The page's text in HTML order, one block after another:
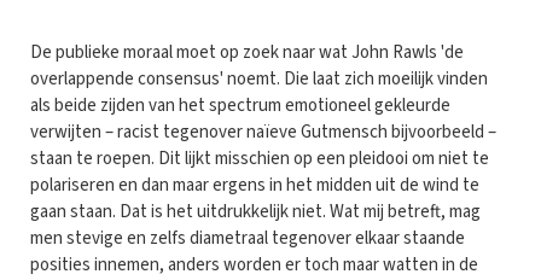
De publieke moraal moet op zoek naar wat John Rawls 'de
overlappende consensus' noemt. Die laat zich moeilijk vinden
als beide zijden van het spectrum emotioneel gekleurde
verwijten – racist tegenover naïeve Gutmensch bijvoorbeeld –
staan te roepen. Dit lijkt misschien op een pleidooi om niet te
polariseren en dan maar ergens in het midden uit de wind te
gaan staan. Dat is het uitdrukkelijk niet. Wat mij betreft, mag
men stevige en zelfs diametraal tegenover elkaar staande
posities innemen, anders worden er toch maar watten in de